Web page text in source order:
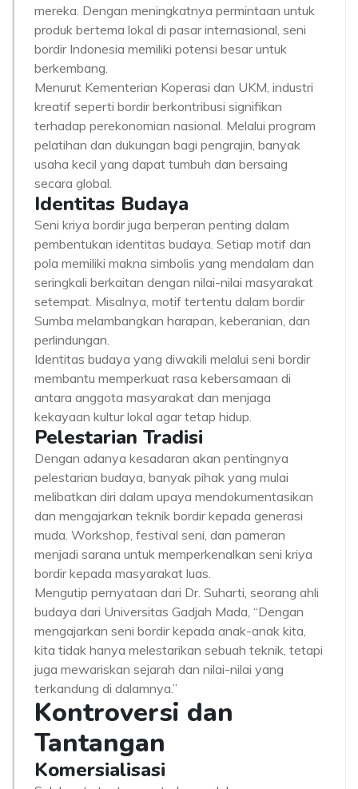
mereka. Dengan meningkatnya permintaan untuk
produk bertema lokal di pasar internasional, seni
bordir Indonesia memiliki potensi besar untuk
berkembang.
Menurut Kementerian Koperasi dan UKM, industri
kreatif seperti bordir berkontribusi signifikan
terhadap perekonomian nasional. Melalui program
pelatihan dan dukungan bagi pengrajin, banyak
usaha kecil yang dapat tumbuh dan bersaing
secara global.
Identitas Budaya
Seni kriya bordir juga berperan penting dalam
pembentukan identitas budaya. Setiap motif dan
pola memiliki makna simbolis yang mendalam dan
seringkali berkaitan dengan nilai-nilai masyarakat
setempat. Misalnya, motif tertentu dalam bordir
Sumba melambangkan harapan, keberanian, dan
perlindungan.
Identitas budaya yang diwakili melalui seni bordir
membantu memperkuat rasa kebersamaan di
antara anggota masyarakat dan menjaga
kekayaan kultur lokal agar tetap hidup.
Pelestarian Tradisi
Dengan adanya kesadaran akan pentingnya
pelestarian budaya, banyak pihak yang mulai
melibatkan diri dalam upaya mendokumentasikan
dan mengajarkan teknik bordir kepada generasi
muda. Workshop, festival seni, dan pameran
menjadi sarana untuk memperkenalkan seni kriya
bordir kepada masyarakat luas.
Mengutip pernyataan dari Dr. Suharti, seorang ahli
budaya dari Universitas Gadjah Mada, “Dengan
mengajarkan seni bordir kepada anak-anak kita,
kita tidak hanya melestarikan sebuah teknik, tetapi
juga mewariskan sejarah dan nilai-nilai yang
terkandung di dalamnya.”
Kontroversi dan
Tantangan
Komersialisasi